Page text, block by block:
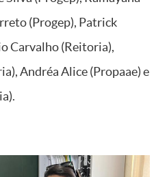
(Progep), Patrick
Carvalho (Reitoria),
Andréa Alice (Propaae) e